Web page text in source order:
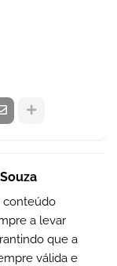
conteúdo
a levar
que a
válida e